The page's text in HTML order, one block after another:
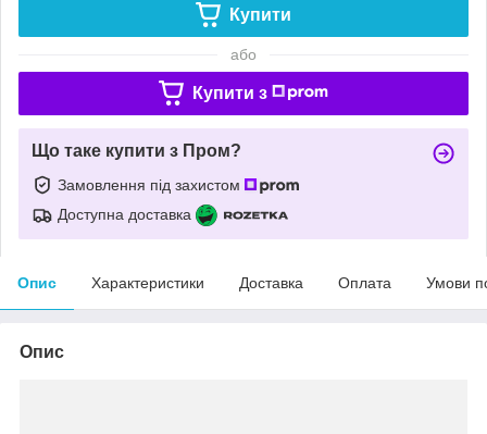
Купити
або
Купити з
Що таке купити з Пром?
Замовлення під захистом
Доступна доставка
Опис Характеристики Доставка Оплата Умови
Опис